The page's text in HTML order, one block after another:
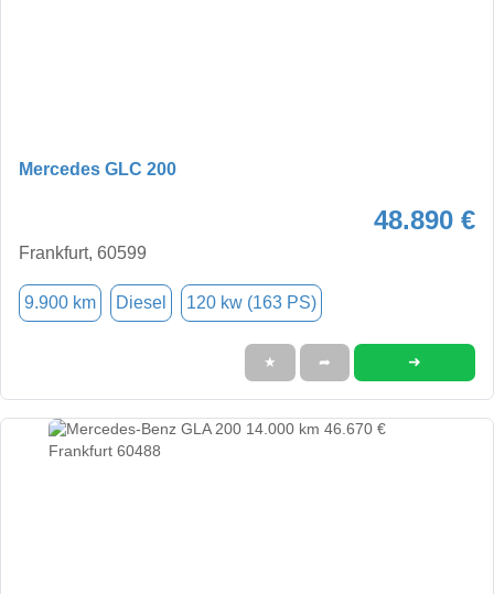
Mercedes GLC 200
48.890 €
Frankfurt, 60599
9.900 km Diesel 120 kw (163 PS)
★ ➦ ➜